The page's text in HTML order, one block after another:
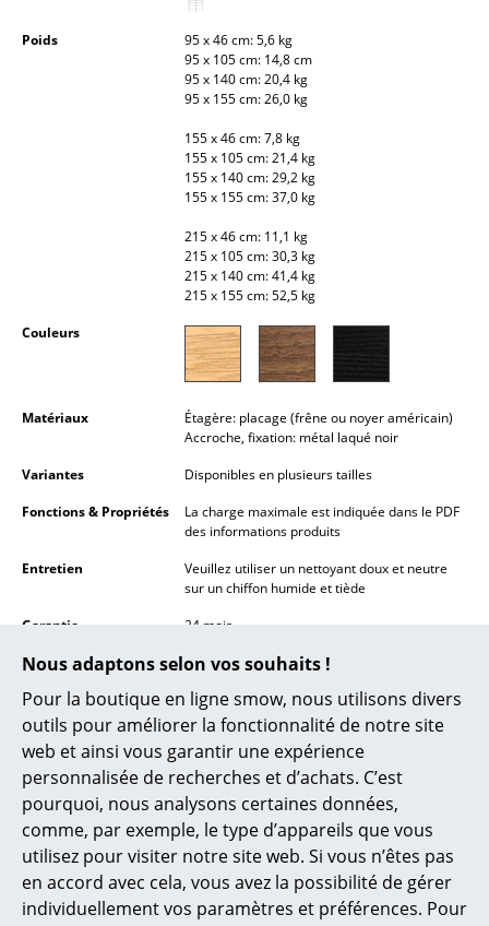
Nous adaptons selon vos souhaits !
Pour la boutique en ligne smow, nous utilisons divers
outils pour améliorer la fonctionnalité de notre site
web et ainsi vous garantir une expérience
personnalisée de recherches et d’achats. C’est
pourquoi, nous analysons certaines données,
comme, par exemple, le type d’appareils que vous
utilisez pour visiter notre site web. Si vous n’êtes pas
en accord avec cela, vous avez la possibilité de gérer
individuellement vos paramètres et préférences. Pour
Pièces détachées
... voir tous les rangements
Suspensions & Plafonniers
Lampes de bureau
Lampadaires et Liseuses
Lampes de sol
Appliques murales
Luminaires d’extérieur
... voir tous les luminaires
Lits enfants
Tables de chevet et Accessoires de lit
... voir tous les lits
Accessoires
Horloges
Poids
95 x 46 cm: 5,6 kg
95 x 105 cm: 14,8 cm
95 x 140 cm: 20,4 kg
95 x 155 cm: 26,0 kg
155 x 46 cm: 7,8 kg
155 x 105 cm: 21,4 kg
155 x 140 cm: 29,2 kg
155 x 155 cm: 37,0 kg
215 x 46 cm: 11,1 kg
215 x 105 cm: 30,3 kg
215 x 140 cm: 41,4 kg
215 x 155 cm: 52,5 kg
Couleurs
Matériaux
Étagère: placage (frêne ou noyer américain)
Accroche, fixation: métal laqué noir
Variantes
Disponibles en plusieurs tailles
Fonctions & Propriétés
La charge maximale est indiquée dans le PDF
des informations produits
Entretien
Veuillez utiliser un nettoyant doux et neutre
sur un chiffon humide et tiède
Garantie
24 mois
Données & Détails
Veuillez cliquer sur l’image afin d’obtenir les
MB).